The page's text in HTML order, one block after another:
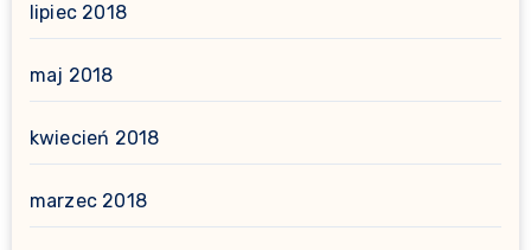
lipiec 2018
maj 2018
kwiecień 2018
marzec 2018